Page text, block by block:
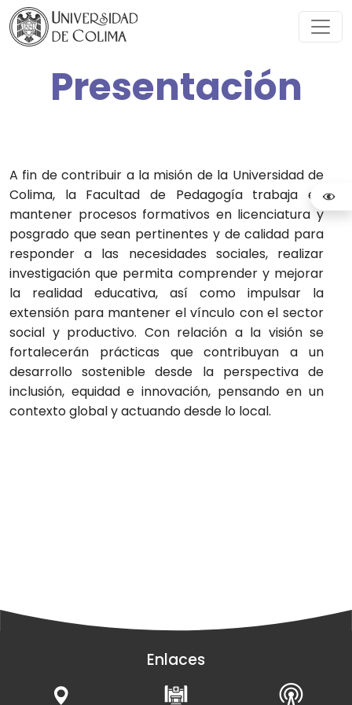
Presentación
A fin de contribuir a la misión de la Universidad de
Colima, la Facultad de Pedagogía trabaja en
mantener procesos formativos en licenciatura y
posgrado que sean pertinentes y de calidad para
responder a las necesidades sociales, realizar
investigación que permita comprender y mejorar
la realidad educativa, así como impulsar la
extensión para mantener el vínculo con el sector
social y productivo. Con relación a la visión se
fortalecerán prácticas que contribuyan a un
desarrollo sostenible desde la perspectiva de
inclusión, equidad e innovación, pensando en un
contexto global y actuando desde lo local.
Enlaces